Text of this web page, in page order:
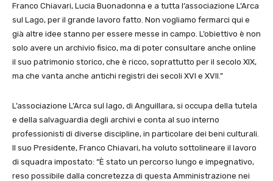
Franco Chiavari, Lucia Buonadonna e a tutta l’associazione L’Arca
sul Lago, per il grande lavoro fatto. Non vogliamo fermarci qui e
già altre idee stanno per essere messe in campo. L’obiettivo è non
solo avere un archivio fisico, ma di poter consultare anche online
il suo patrimonio storico, che è ricco, soprattutto per il secolo XIX,
ma che vanta anche antichi registri dei secoli XVI e XVII.”
L’associazione L’Arca sul lago, di Anguillara, si occupa della tutela
e della salvaguardia degli archivi e conta al suo interno
professionisti di diverse discipline, in particolare dei beni culturali.
Il suo Presidente, Franco Chiavari, ha voluto sottolineare il lavoro
di squadra impostato: “È stato un percorso lungo e impegnativo,
reso possibile dalla concretezza di questa Amministrazione nei